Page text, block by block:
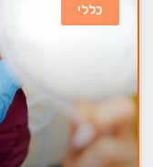
כללי